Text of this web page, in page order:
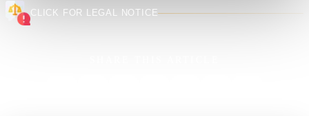
CLICK FOR LEGAL NOTICE